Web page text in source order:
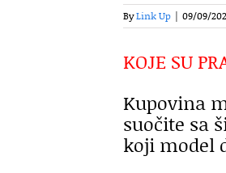
ByLink Up | 09/09/
KOJE SU
Kupovina
suočite sa
koji model